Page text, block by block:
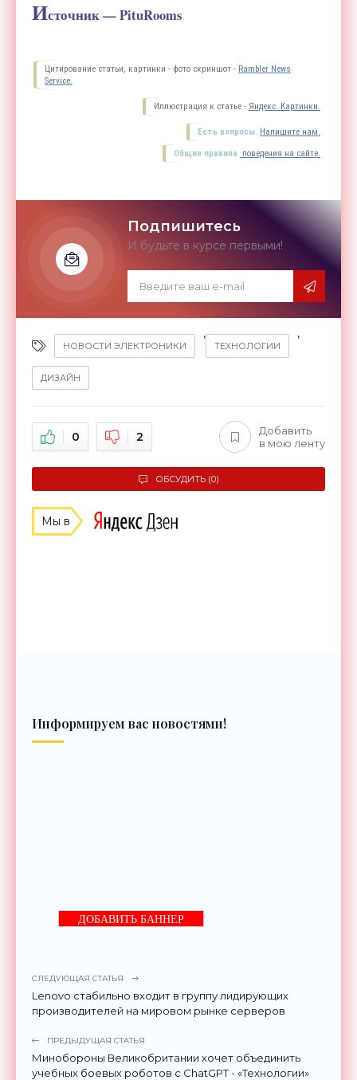
Источник — PituRooms
Цитирование статьи, картинки - фото скриншот - Rambler News
Service.
Иллюстрация к статье - Яндекс. Картинки.
Есть вопросы. Напишите нам.
Общие правила поведения на сайте.
Подпишитесь
И будьте в курсе первыми!
НОВОСТИ ЭЛЕКТРОНИКИ
,
ТЕХНОЛОГИИ
,
ДИЗАЙН
0 2
Добавить
в мою ленту
ОБСУДИТЬ (0)
Мы в
Информируем вас новостями!
ДОБАВИТЬ БАННЕР
СЛЕДУЮЩАЯ СТАТЬЯ
Lenovo стабильно входит в группу лидирующих
производителей на мировом рынке серверов
ПРЕДЫДУЩАЯ СТАТЬЯ
Минобороны Великобритании хочет объединить
учебных боевых роботов с ChatGPT - «Технологии»